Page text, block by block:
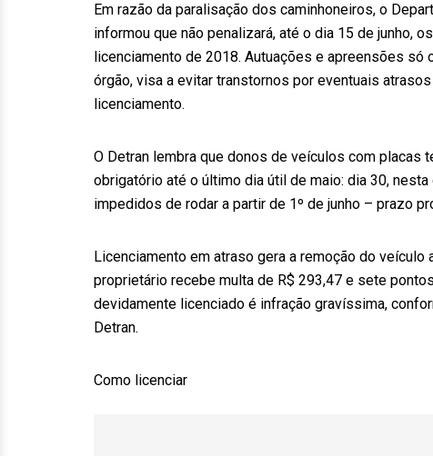
Em razão da paralisação dos caminhoneiros, o
informou que não penalizará, até o dia 15 de junho,
licenciamento de 2018. Autuações e apreensões só
órgão, visa a evitar transtornos por eventuais
licenciamento.
O Detran lembra que donos de veículos com placas
obrigatório até o último dia útil de maio: dia 30,
impedidos de rodar a partir de 1º de junho – prazo
Licenciamento em atraso gera a remoção do
proprietário recebe multa de R$ 293,47 e sete
devidamente licenciado é infração gravíssima,
Detran.
Como licenciar